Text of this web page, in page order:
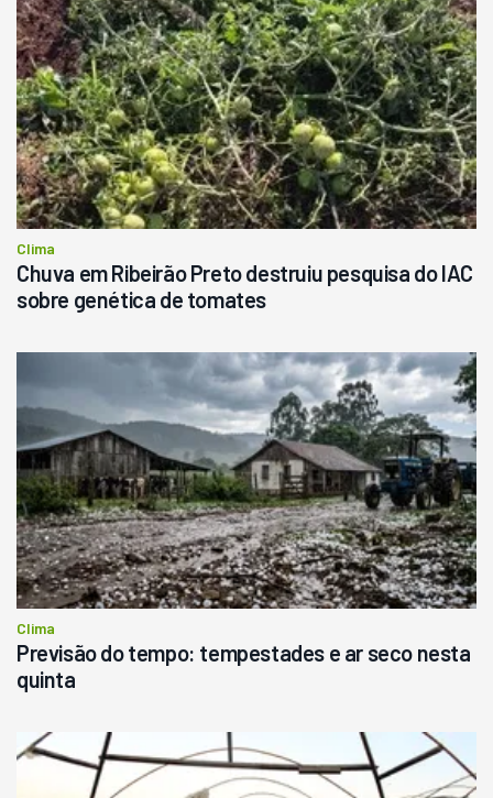
Clima
Chuva em Ribeirão Preto destruiu pesquisa do IAC
sobre genética de tomates
Clima
Previsão do tempo: tempestades e ar seco nesta
quinta